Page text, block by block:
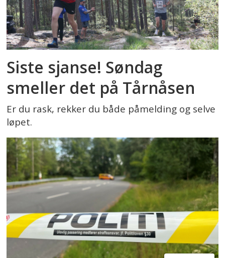
Siste sjanse! Søndag
smeller det på Tårnåsen
Er du rask, rekker du både påmelding og selve
løpet.